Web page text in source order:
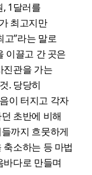
1달러를
최고지만
”라는 말로
이끌고 간 곳은
진관을 가는
. 당당히
이 터지고 각자
초반에 비해
까지 흐뭇하게
소하는 등 마법
다로 만들며